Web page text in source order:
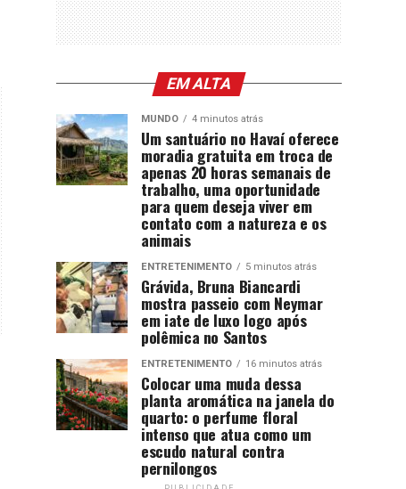
EM ALTA
MUNDO 4 minutos atrás
Um santuário no Havaí oferece
moradia gratuita em troca de
apenas 20 horas semanais de
trabalho, uma oportunidade
para quem deseja viver em
contato com a natureza e os
animais
ENTRETENIMENTO 5 minutos atrás
Grávida, Bruna Biancardi
mostra passeio com Neymar
em iate de luxo logo após
polêmica no Santos
ENTRETENIMENTO 16 minutos atrás
Colocar uma muda dessa
planta aromática na janela do
quarto: o perfume floral
intenso que atua como um
escudo natural contra
pernilongos